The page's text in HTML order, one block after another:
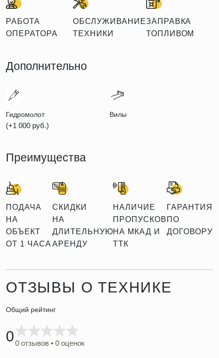
РАБОТА
ОПЕРАТОРА
ОБСЛУЖИВАНИЕ
ТЕХНИКИ
ЗАПРАВКА
ТОПЛИВОМ
Дополнительно
Гидромолот
(+1 000 руб.)
Вилы
Преимущества
ПОДАЧА
НА
ОБЪЕКТ
ОТ 1 ЧАСА
СКИДКИ
НА
ДЛИТЕЛЬНУЮ
АРЕНДУ
НАЛИЧИЕ
ПРОПУСКОВ
НА МКАД И
ТТК
ГАРАНТИЯ
ПО
ДОГОВОРУ
ОТЗЫВЫ О ТЕХНИКЕ
Общий рейтинг
00 отзывов • 0 оценок